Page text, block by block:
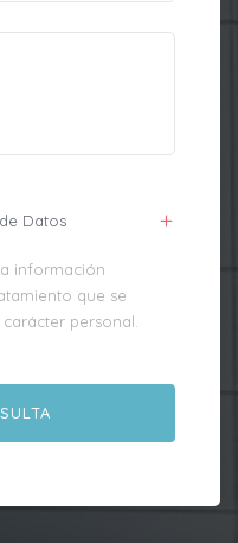
Datos
información
que se
personal.